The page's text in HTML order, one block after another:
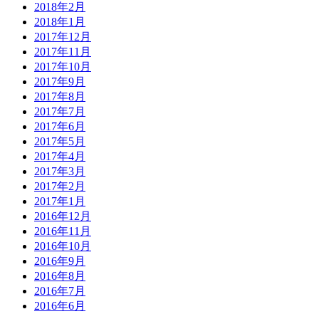
2018年2月
2018年1月
2017年12月
2017年11月
2017年10月
2017年9月
2017年8月
2017年7月
2017年6月
2017年5月
2017年4月
2017年3月
2017年2月
2017年1月
2016年12月
2016年11月
2016年10月
2016年9月
2016年8月
2016年7月
2016年6月